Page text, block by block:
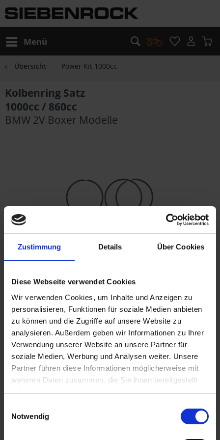
Zustimmung Details Über Cookies
Diese Webseite verwendet Cookies
Wir verwenden Cookies, um Inhalte und Anzeigen zu
personalisieren, Funktionen für soziale Medien anbieten
zu können und die Zugriffe auf unsere Website zu
analysieren. Außerdem geben wir Informationen zu Ihrer
Verwendung unserer Website an unsere Partner für
soziale Medien, Werbung und Analysen weiter. Unsere
Partner führen diese Informationen möglicherweise mit
weiteren Daten zusammen, die Sie ihnen bereitgestellt
haben oder die sie im Rahmen Ihrer Nutzung der Dienste
Cookies, wenn Sie unsere Webseite weiterhin nutzen.
Notwendig
Menü
Übersicht Power Kit 1000cc
Kolbenring Satz
1000cc / 860cc
BMW 2V Boxer Modelle
37,95 €
Deutschlands
In denWarenkorb
Merken Bewerten
Artikel Nr.: 1125399
kompletter Kolbenringsatz:...